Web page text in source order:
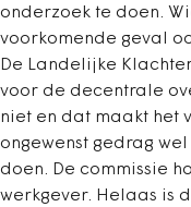
onderzoek te doen.
voorkomende geval
De Landelijke
voor de decentrale
niet en dat maakt het
ongewenst gedrag
doen. De commissie
werkgever. Helaas is